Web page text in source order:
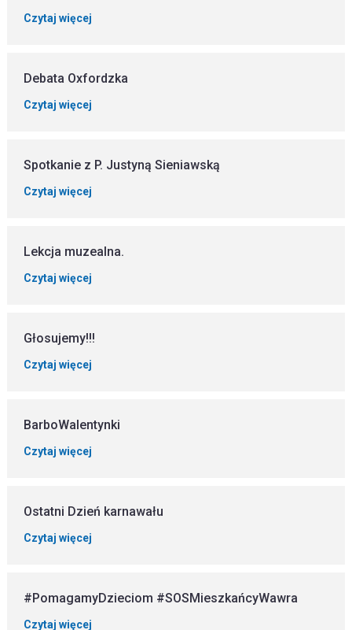
Czytaj więcej
Debata Oxfordzka
Czytaj więcej
Spotkanie z P. Justyną Sieniawską
Czytaj więcej
Lekcja muzealna.
Czytaj więcej
Głosujemy!!!
Czytaj więcej
BarboWalentynki
Czytaj więcej
Ostatni Dzień karnawału
Czytaj więcej
#PomagamyDzieciom #SOSMieszkańcyWawra
Czytaj więcej